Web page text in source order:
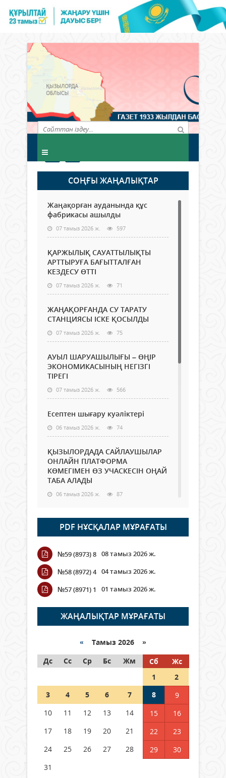
СОҢҒЫ ЖАҢАЛЫҚТАР
Жаңақорған ауданында құс
фабрикасы ашылды
07 тамыз 2026 ж. 597
ҚАРЖЫЛЫҚ САУАТТЫЛЫҚТЫ
АРТТЫРУҒА БАҒЫТТАЛҒАН
КЕЗДЕСУ ӨТТІ
07 тамыз 2026 ж. 71
ЖАҢАҚОРҒАНДА СУ ТАРАТУ
СТАНЦИЯСЫ ІСКЕ ҚОСЫЛДЫ
07 тамыз 2026 ж. 75
АУЫЛ ШАРУАШЫЛЫҒЫ – ӨҢІР
ЭКОНОМИКАСЫНЫҢ НЕГІЗГІ
ТІРЕГІ
07 тамыз 2026 ж. 566
Есептен шығару куәліктері
06 тамыз 2026 ж. 74
ҚЫЗЫЛОРДАДА САЙЛАУШЫЛАР
ОНЛАЙН ПЛАТФОРМА
КӨМЕГІМЕН ӨЗ УЧАСКЕСІН ОҢАЙ
ТАБА АЛАДЫ
06 тамыз 2026 ж. 87
Open Air: Қызылорда облысы
полиция департаменті 20
мыңнан астам көрерменнің
қауіпсіздігін қамтамасыз етті
06 тамыз 2026 ж.
Wi-Fi ҚАБЫРҒА АРҚЫЛЫ ҚАЛАЙ
ӨТЕДІ?
06 тамыз 2026 ж. 265
граждане Казахстана,
05 тамыз 2026 ж. 146
Шетелде жүрген Қазақстан
азаматтары қалай дауыс бере
PDF НҰСҚАЛАР МҰРАҒАТЫ
№59 (8973) 8 08 тамыз 2026 ж.
№58 (8972) 4 04 тамыз 2026 ж.
№57 (8971) 1
01 тамыз 2026 ж.
ЖАҢАЛЫҚТАР МҰРАҒАТЫ
« Тамыз 2026 »
Дс
Сс Ср Бс Жм Сб
Жс
1
2
3
4 5 6 7 8
9
10
11 12 13 14 15
16
17
18 19 20 21 22
23
24
25 26 27 28 29
30
31